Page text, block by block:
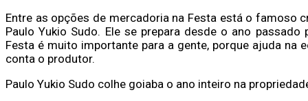
Entre as opções de mercadoria na Festa está o famoso
Paulo Yukio Sudo. Ele se prepara desde o ano
Festa é muito importante para a gente, porque ajuda na
conta o produtor.
Paulo Yukio Sudo colhe goiaba o ano inteiro na